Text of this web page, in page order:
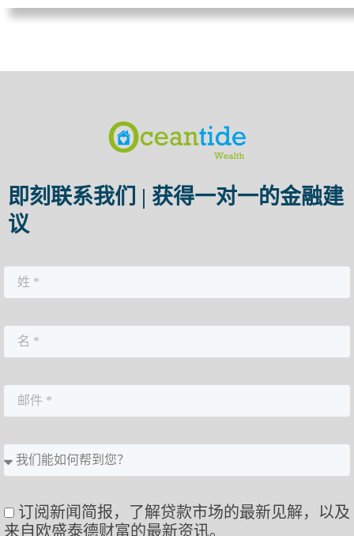
即刻联系我们 | 获得一对一的金融建
议
订阅新闻简报，了解贷款市场的最新见解，以及
来自欧盛泰德财富的最新资讯。